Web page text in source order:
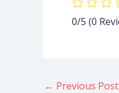
0/5 (0
← Previous Post